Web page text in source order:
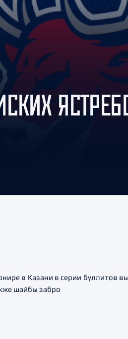
Амур
Барыс
Салават Юлаев
Сибирь
в Казани в серии буллитов
шайбы забро